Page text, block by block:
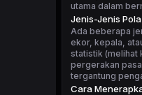
utama dalam
Jenis-Jenis
Ada beberapa
ekor, kepala,
statistik (melihat
pergerakan
tergantung
Cara